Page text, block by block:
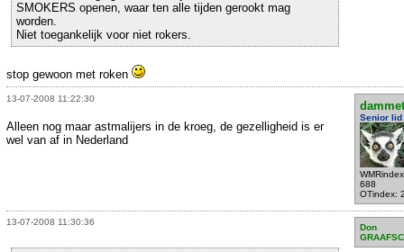
SMOKERS openen, waar ten alle tijden gerookt mag
worden.
Niet toegankelijk voor niet rokers.
stop gewoon met roken
13-07-2008 11:22:30
Senior lid
688
OTindex:
Alleen nog maar astmalijers in de kroeg, de gezelligheid is er
wel van af in Nederland
13-07-2008 11:30:36
Don